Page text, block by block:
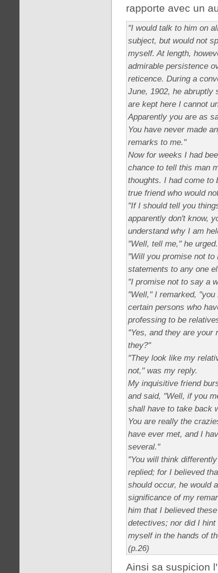
rapporte avec un
"I would talk to him on
subject, but would not
myself. At length,
admirable persistence
reticence. During a
June, 1902, he abruptly
are kept here I cannot
Apparently you are as
You have never made
remarks to me."
Now for weeks I had
chance to tell this man
thoughts. I had come to
true friend who would
"If I should tell you
apparently don't know,
understand why I am
"Well, tell me," he urged.
"Will you promise not to
statements to any one
"I promise not to say a
"Well," I remarked, "you
certain persons who
professing to be
"Yes, and they are your
they?"
"They look like my
not," was my reply.
My inquisitive friend
and said, "Well, if you
shall have to take back
You are really the
have ever met, and I
several."
"You will think
replied; for I believed
should occur, he would
significance of my
him that I believed
detectives; nor did I hint
myself in the hands of
(p.26)
Ainsi sa suspicion